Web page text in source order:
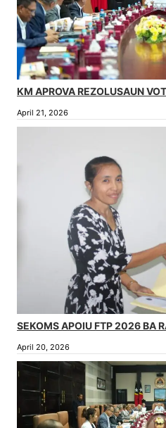
KM APROVA REZOLUSAUN
April 21, 2026
SEKOMS APOIU FTP 2026 BA
April 20, 2026